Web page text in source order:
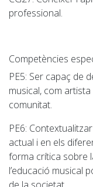
professional.
Competències
PE5: Ser capaç de
musical, com
comunitat.
PE6:
actual i en els
forma crítica sobre
l’educació musical